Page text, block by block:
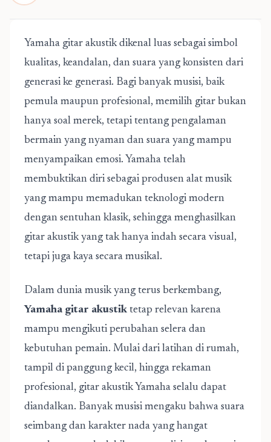
Yamaha gitar akustik dikenal luas sebagai simbol
kualitas, keandalan, dan suara yang konsisten dari
generasi ke generasi. Bagi banyak musisi, baik
pemula maupun profesional, memilih gitar bukan
hanya soal merek, tetapi tentang pengalaman
bermain yang nyaman dan suara yang mampu
menyampaikan emosi. Yamaha telah
membuktikan diri sebagai produsen alat musik
yang mampu memadukan teknologi modern
dengan sentuhan klasik, sehingga menghasilkan
gitar akustik yang tak hanya indah secara visual,
tetapi juga kaya secara musikal.
Dalam dunia musik yang terus berkembang,
Yamaha gitar akustik tetap relevan karena
mampu mengikuti perubahan selera dan
kebutuhan pemain. Mulai dari latihan di rumah,
tampil di panggung kecil, hingga rekaman
profesional, gitar akustik Yamaha selalu dapat
diandalkan. Banyak musisi mengaku bahwa suara
seimbang dan karakter nada yang hangat